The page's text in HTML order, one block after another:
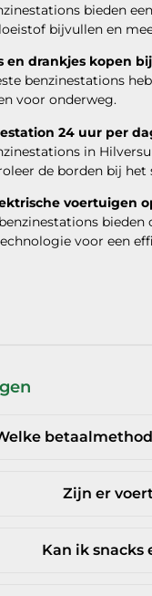
bieden
bijvullen en
en drankjes kopen
benzinestations
voor onderweg.
24 uur per
in
de borden bij
voertuigen
voor een
Zijn er
Kan ik